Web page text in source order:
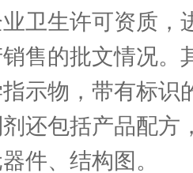
卫生许可资质，
售的批文情况。
示物，带有标识
还包括产品配方
件、结构图。